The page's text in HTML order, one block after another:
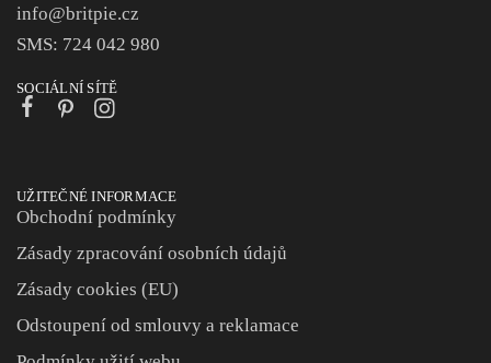
info@britpie.cz
SMS: 724 042 980
SOCIÁLNÍ SÍTĚ
UŽITEČNÉ INFORMACE
Obchodní podmínky
Zásady zpracování osobních údajů
Zásady cookies (EU)
Odstoupení od smlouvy a reklamace